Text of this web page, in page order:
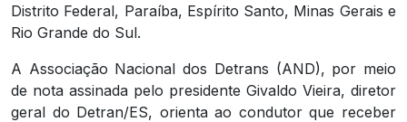
Distrito Federal, Paraíba, Espírito Santo, Minas Gerais e
Rio Grande do Sul.
A Associação Nacional dos Detrans (AND), por meio
de nota assinada pelo presidente Givaldo Vieira, diretor
geral do Detran/ES, orienta ao condutor que receber